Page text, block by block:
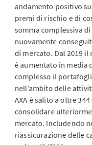
andamento positivo
premi di rischio e di
somma complessiva
nuovamente
di mercato. Dal 2019
è aumentato in media
complesso il
nell’ambito delle
AXA è salito a oltre
consolidare
mercato. Includendo
riassicurazione delle